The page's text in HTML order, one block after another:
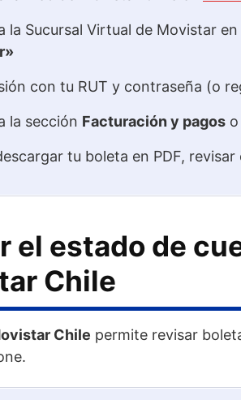
la Sucursal Virtual de Movistar
con tu RUT y contraseña (o
la sección Facturación y pagos o
tu boleta en PDF,
el estado de
Chile
Chile permite revisar